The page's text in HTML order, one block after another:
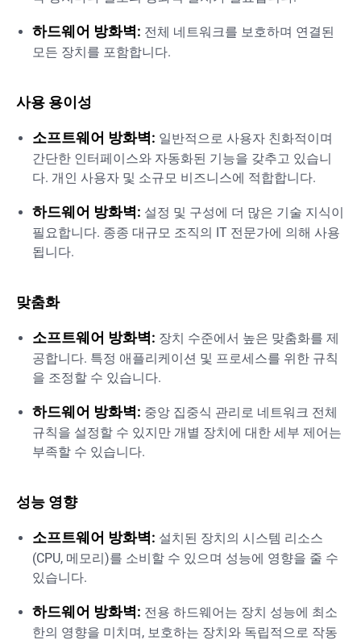
하드웨어 방화벽: 전체 네트워크를 보호하며 연결된
모든 장치를 포함합니다.
사용 용이성
소프트웨어 방화벽: 일반적으로 사용자 친화적이며
간단한 인터페이스와 자동화된 기능을 갖추고 있습니
다. 개인 사용자 및 소규모 비즈니스에 적합합니다.
하드웨어 방화벽: 설정 및 구성에 더 많은 기술 지식이
필요합니다. 종종 대규모 조직의 IT 전문가에 의해 사용
됩니다.
맞춤화
소프트웨어 방화벽: 장치 수준에서 높은 맞춤화를 제
공합니다. 특정 애플리케이션 및 프로세스를 위한 규칙
을 조정할 수 있습니다.
하드웨어 방화벽: 중앙 집중식 관리로 네트워크 전체
규칙을 설정할 수 있지만 개별 장치에 대한 세부 제어는
부족할 수 있습니다.
성능 영향
소프트웨어 방화벽: 설치된 장치의 시스템 리소스
(CPU, 메모리)를 소비할 수 있으며 성능에 영향을 줄 수
있습니다.
하드웨어 방화벽: 전용 하드웨어는 장치 성능에 최소
한의 영향을 미치며, 보호하는 장치와 독립적으로 작동